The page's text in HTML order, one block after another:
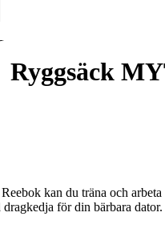
Ryggsäck
kan du träna och
för din bärbara